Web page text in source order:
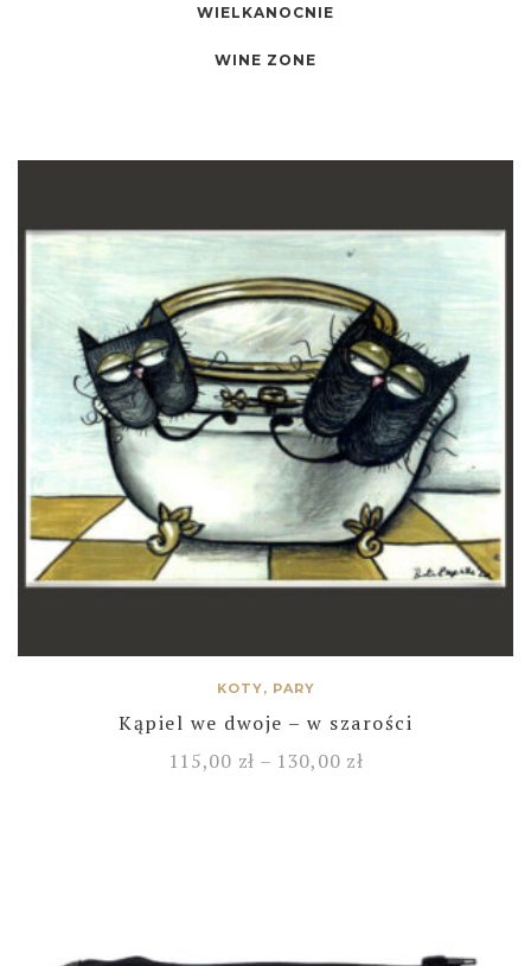
WIELKANOCNIE
WINE ZONE
KOTY, PARY
Kąpiel we dwoje – w szarości
115,00 zł – 130,00 zł